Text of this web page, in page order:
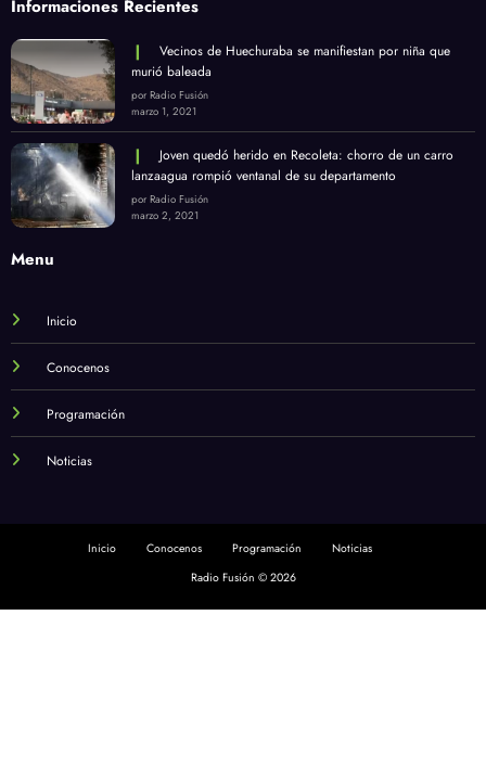
Informaciones Recientes
Vecinos de Huechuraba se manifiestan por niña que
murió baleada
por Radio Fusión
marzo 1, 2021
Joven quedó herido en Recoleta: chorro de un carro
lanzaagua rompió ventanal de su departamento
por Radio Fusión
marzo 2, 2021
Menu
Inicio
Conocenos
Programación
Noticias
Inicio Conocenos Programación
Noticias
Radio Fusión © 2026